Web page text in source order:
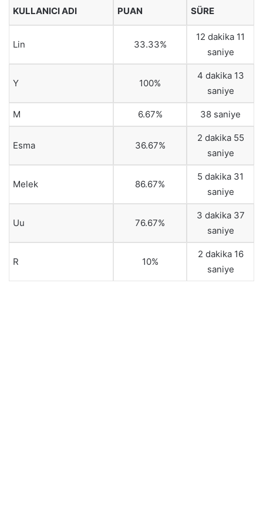
KULLANICI ADI PUAN SÜRE
Lin 33.33%
12 dakika 11
saniye
Y 100%
4 dakika 13
saniye
M 6.67% 38 saniye
Esma 36.67%
2 dakika 55
saniye
Melek 86.67%
5 dakika 31
saniye
Uu 76.67%
3 dakika 37
saniye
R 10%
2 dakika 16
saniye